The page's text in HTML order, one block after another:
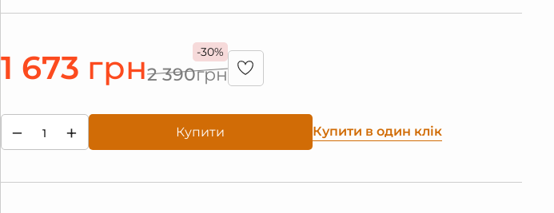
-30%
1 673 грн2 390грн
− + Купити Купити в один клік